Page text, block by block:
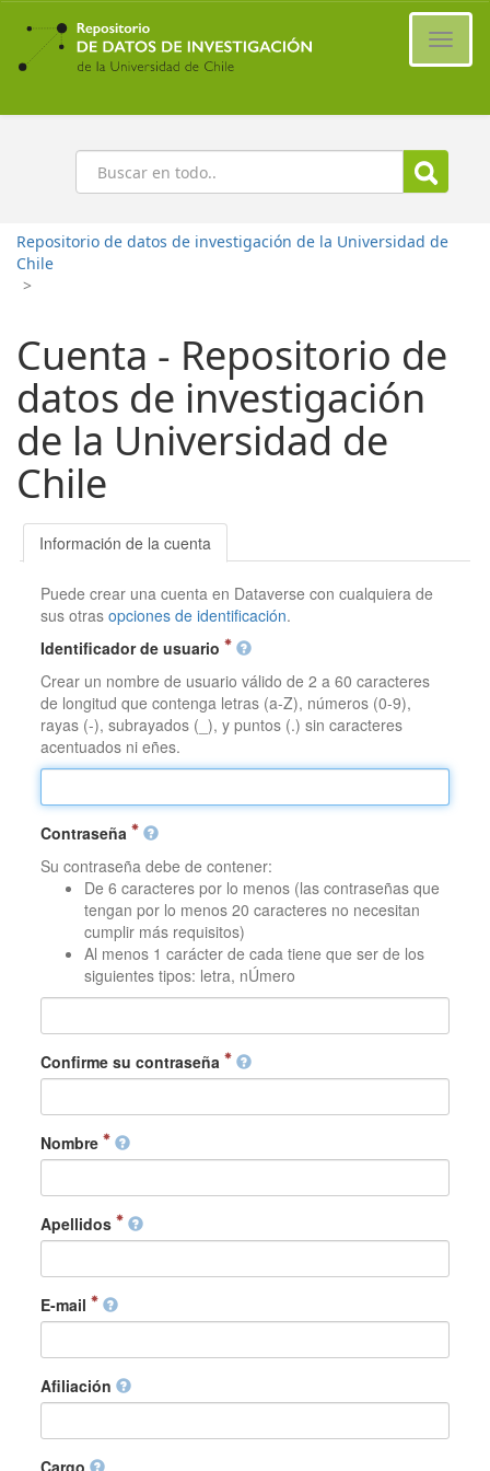
Ir
contenido
principal
Buscar
Repositorio de datos de investigación de la Universidad de
Chile
>
Cuenta - Repositorio de
datos de investigación
de la Universidad de
Chile
Información de la cuenta
Puede crear una cuenta en Dataverse con cualquiera de
sus otrasopciones de identificación.
Identificador de usuario
Crear un nombre de usuario válido de 2 a 60 caracteres
de longitud que contenga letras (a-Z), números (0-9),
rayas (-), subrayados (_), y puntos (.) sin caracteres
acentuados ni eñes.
Contraseña
Su contraseña debe de contener:
De 6 caracteres por lo menos (las contraseñas que
tengan por lo menos 20 caracteres no necesitan
cumplir más requisitos)
Al menos 1 carácter de cada tiene que ser de los
siguientes tipos: letra, nÚmero
Confirme su contraseña
Nombre
Apellidos
E-mail
Afiliación
Cargo